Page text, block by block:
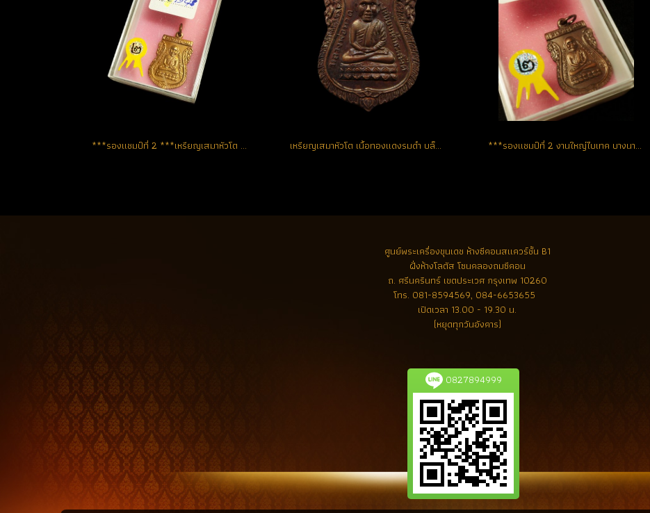
***รองแชมป์ที่ 2 ***เหรียญเสมาหัวโต เนื้อทองแดงผิวไฟ ผิวสวย จมูกหน้า-หลังโด่งปริ๊ด (ขายแล้ว) เหรียญเสมาหัวโต เนื้อทองแดงรมดำ บล็อคนิยมสูด หูจุด ว ขีด แท้ สวย เดิมสุดๆ (ขายแล้ว) ***รองแชมป์ที่ 2 งานใหญ่ไบเทค บางนา***เหรียญเสมาหัวโต เนื้อทองแดงรมดำ บล็อคนิยมสูด หูจุด ว ขีด ผิวเดิม สวยสุดๆ (ขายแล้ว)
ศูนย์พระเครื่องขุนเดช ห้างซีคอนสแควร์ชั้น B1
ฝั่งห้างโลตัส โซนคลองถมซีคอน
ถ. ศรีนครินทร์ เขตประเวศ กรุงเทพ 10260
โทร. 081-8594569, 084-6653655
เปิดเวลา 13.00 - 19.30 น.
(หยุดทุกวันอังคาร)
0827894999